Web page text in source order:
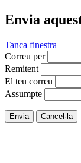
Envia
Tanca finestra
Correu per
Remitent
El teu correu
Assumpte
Envia Cancel·la